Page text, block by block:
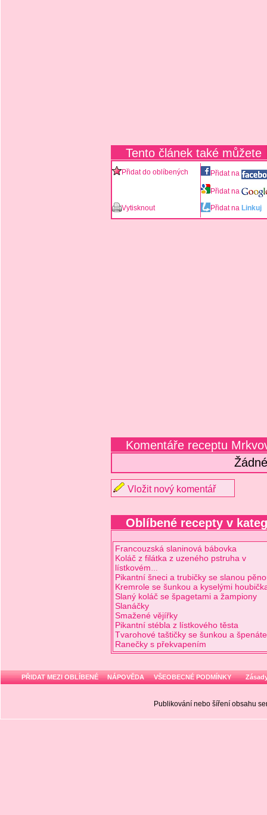
Tento článek také můžete
Přidat do oblíbených Přidat na
Přidat na
Vytisknout
Přidat na Linkuj
Komentáře receptu
Vložit nový komentář
Oblíbené recepty v
Francouzská slaninová bábovka
Koláč z filátka z uzeného pstruha v
lístkovém…
Pikantní šneci a trubičky se slanou
Kremrole se šunkou a kyselými
Slaný koláč se špagetami a žampiony
Slanáčky
Smažené vějířky
Pikantní stébla z lístkového těsta
Tvarohové taštičky se šunkou a
Ranečky s překvapením
PŘIDAT MEZI OBLÍBENÉ NÁPOVĚDA VŠEOBECNÉ PODMÍNKY
Publikování nebo šíření obsahu